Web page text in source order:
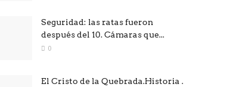
Seguridad: las ratas fueron
después del 10. Cámaras que...
0
El Cristo de la Quebrada.Historia .